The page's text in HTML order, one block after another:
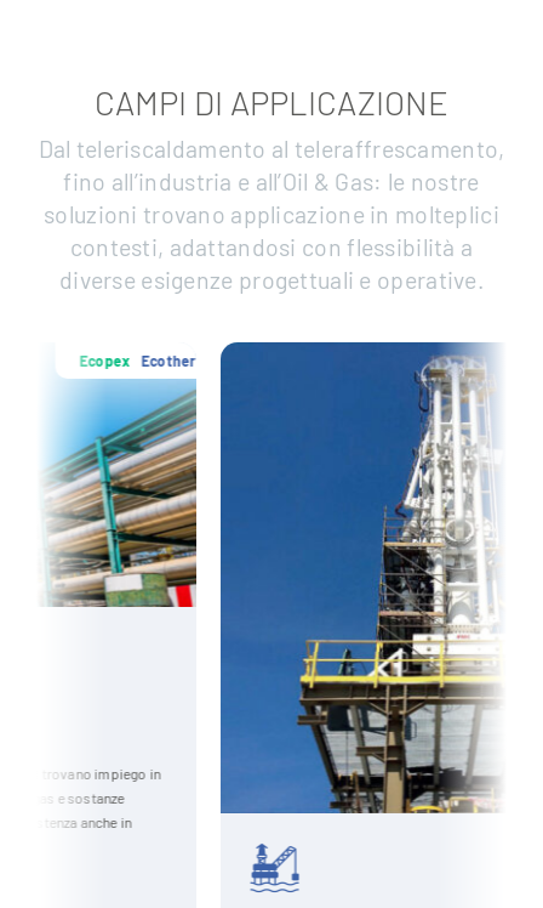
CAMPI DI APPLICAZIONE
Dal teleriscaldamento al teleraffrescamento,
fino all’industria e all’Oil & Gas: le nostre
soluzioni trovano applicazione in molteplici
contesti, adattandosi con flessibilità a
diverse esigenze progettuali e operative.
Ecopex